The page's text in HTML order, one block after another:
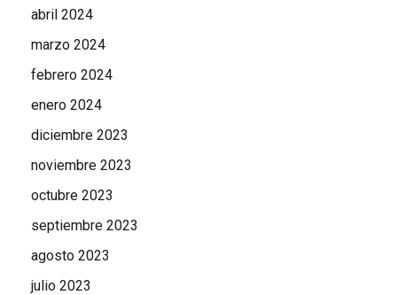
abril 2024
marzo 2024
febrero 2024
enero 2024
diciembre 2023
noviembre 2023
octubre 2023
septiembre 2023
agosto 2023
julio 2023